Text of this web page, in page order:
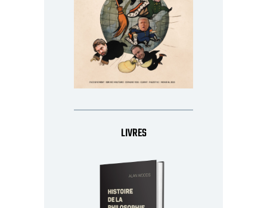
LIVRES